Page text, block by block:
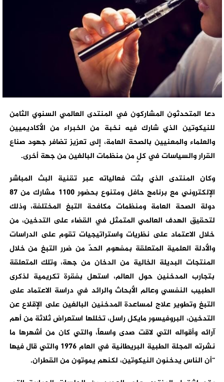
دعا المتحدثون المشاركون في المنتدى العالمي السنوي الثامن
للنيكوتين الذي شارك فيه نخبة من الخبراء من الأكاديميين
والعلماء والمعنيين بالصحة العامة، إلى تعزيز تضافر جهود صناع
القرار والسياسات في كلٍ من منظمات البالغين من جهة أخرى.
وكان المنتدى الذي بثت فعالياته عبر تقنية البث المباشر
الإلكتروني مع برنامج حافل ومتنوع بحضور 1100 مشارك من 87
دولة الصحة العامة ومنظمات مكافحة التبغ المختلفة، وذلك
لتحقيق الهدف العالمي المتمثل في القضاء على التدخين، من
خلال الاعتماد على نظريات واستراتيجيات تقوم على الدراسات
والأدلة العلمية المتعلقة بمفهوم الحدّ من ضرر التبغ من خلال
المنتجات البديلة الخالية من الدخان من جهة، وتلك المتعلقة
بتجارب المدخنين حول العالم، استهل بفقرة تكريمية لذكرى
الطبيب النفسي وعالم الأبحاث والرائد في دراسة الاعتماد على
التبغ وتطوير علاج لمساعدة المدخنين البالغين على الإقلاع عن
التدخين، البروفيسور مايكل راسل، تخللها استعراض ثلاثة من أهم
آرائه وأقواله التي لاقت صدى واسعاً، والتي كان من أشهرها ما
نشرته المجلة الطبية البريطانية في العام 1976 والتي قال فيها
“أن الناس يدخنون النيكوتين، لكنهم يموتون من القطران.